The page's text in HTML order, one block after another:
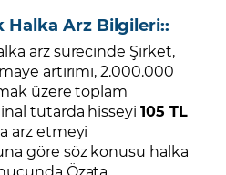
Halka Arz Bilgileri::
arz sürecinde Şirket,
artırımı, 2.000.000
üzere toplam
tutarda hisseyi105 TL
arz etmeyi
göre söz konusu halka
Özata